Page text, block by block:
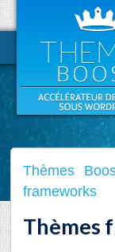
Thèmes
frameworks
Thèmes